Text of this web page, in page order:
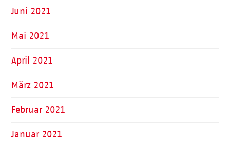
Juni 2021
Mai 2021
April 2021
März 2021
Februar 2021
Januar 2021